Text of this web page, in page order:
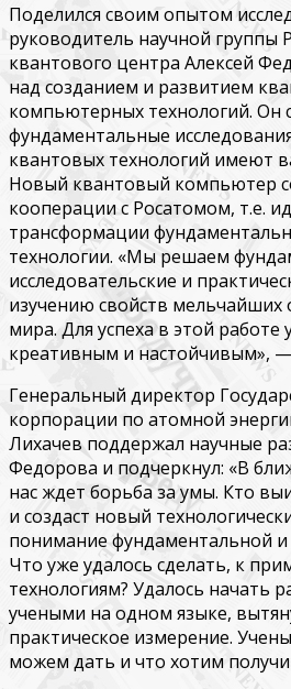
Поделился своим опытом
руководитель научной группы
квантового центра Алексей
над созданием и развитием
компьютерных технологий. Он
фундаментальные
квантовых технологий имеют
Новый квантовый компьютер
кооперации с Росатомом, т.е.
трансформации
технологии. «Мы решаем
исследовательские и
изучению свойств мельчайших
мира. Для успеха в этой
креативным и настойчивым»,
Генеральный директор
корпорации по атомной
Лихачев поддержал научные
Федорова и подчеркнул: «В
нас ждет борьба за умы. Кто
и создаст новый
понимание фундаментальной и
Что уже удалось сделать, к
технологиям? Удалось начать
учеными на одном языке,
практическое измерение.
можем дать и что хотим